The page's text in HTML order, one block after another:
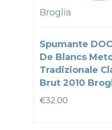
Broglia
Spumante
De Blancs
Tradizionale
Brut 2010
€32.00